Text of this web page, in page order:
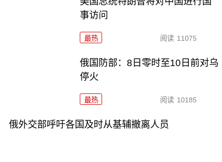
事访问
最热 阅读 11075
俄国防部：8日零时至10日前对乌
停火
最热 阅读 10185
俄外交部呼吁各国及时从基辅撤离人员